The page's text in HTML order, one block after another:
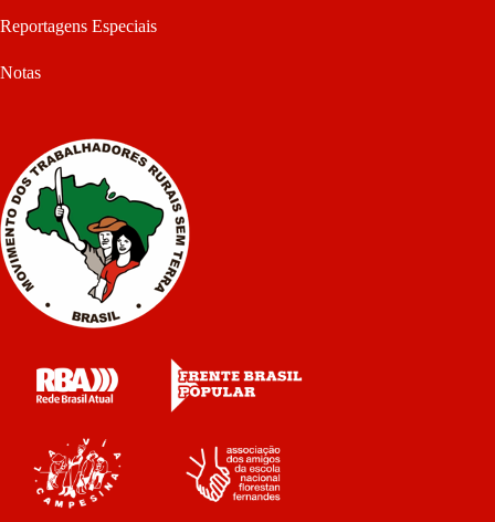
Reportagens Especiais
Notas